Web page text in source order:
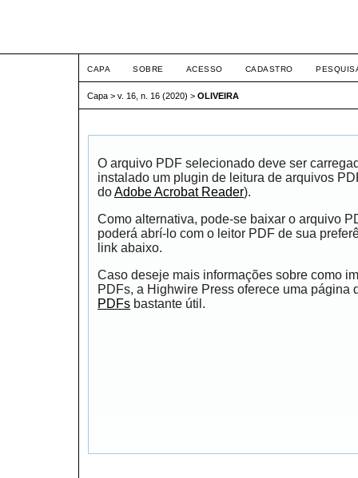
CAPA SOBRE ACESSO CADASTRO
Capa > v. 16, n. 16 (2020) > OLIVEIRA
O arquivo PDF selecionado deve ser
instalado um plugin de leitura de arquivos
doAdobe Acrobat Reader).
Como alternativa, pode-se baixar o arquivo
poderá abrí-lo com o leitor PDF de sua
link abaixo.
Caso deseje mais informações sobre como
PDFs, a Highwire Press oferece uma página
PDFs bastante útil.